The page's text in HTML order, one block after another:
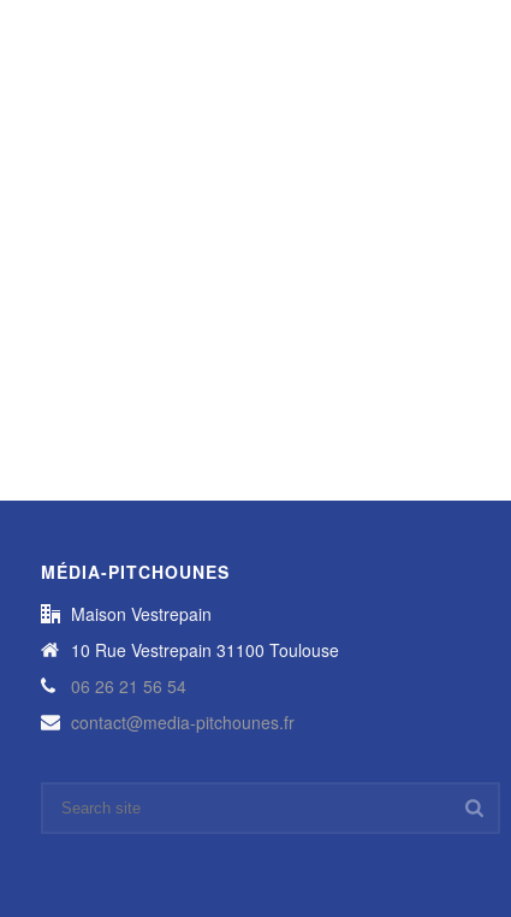
MÉDIA-PITCHOUNES
Maison Vestrepain
10 Rue Vestrepain 31100 Toulouse
06 26 21 56 54
contact@media-pitchounes.fr